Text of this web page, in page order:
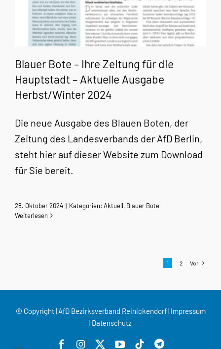
Blauer Bote – Ihre Zeitung für die
Hauptstadt – Aktuelle Ausgabe
Herbst/Winter 2024
Die neue Ausgabe des Blauen Boten, der
Zeitung des Landesverbands der AfD Berlin,
steht hier auf dieser Website zum Download
für Sie bereit.
28. Oktober 2024 | Kategorien: Aktuell, Blauer Bote
Weiterlesen
1 2 Vor
© Copyright | AfD Bezirksverband Reinickendorf | Impressum
| Datenschutz
Facebook
InstagramYouTube
Tiktok